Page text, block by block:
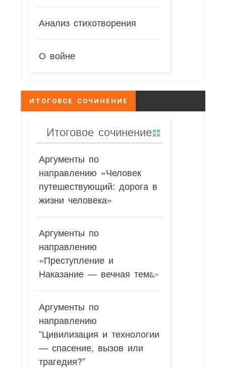
Анализ стихотворения
О войне
ИТОГОВОЕ СОЧИНЕНИЕ
Итоговое сочинение
Аргументы по
направлению «Человек
путешествующий: дорога в
жизни человека»
Аргументы по
направлению
«Преступление и
Наказание — вечная тема»
Аргументы по
направлению
“Цивилизация и технологии
— спасение, вызов или
трагедия?”